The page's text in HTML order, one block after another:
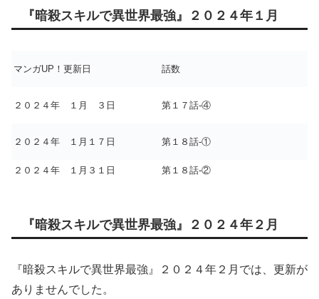
『暗殺スキルで異世界最強』２０２４年１月
マンガUP！更新日 話数
２０２４年 １月 ３日 第１７話-④
２０２４年 １月１７日 第１８話-①
２０２４年 １月３１日 第１８話-②
『暗殺スキルで異世界最強』２０２４年２月
『暗殺スキルで異世界最強』２０２４年２月では、更新が
ありませんでした。